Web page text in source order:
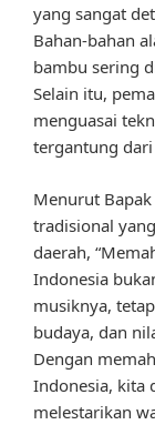
yang sangat
Bahan-bahan
bambu sering
Selain itu,
menguasai
tergantung
Menurut
tradisional
daerah,
Indonesia
musiknya,
budaya, dan
Dengan
Indonesia, kita
melestarikan